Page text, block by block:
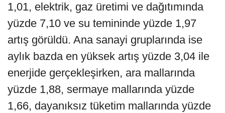
1,01, elektrik, gaz üretimi ve dağıtımında
yüzde 7,10 ve su temininde yüzde 1,97
artış görüldü. Ana sanayi gruplarında ise
aylık bazda en yüksek artış yüzde 3,04 ile
enerjide gerçekleşirken, ara mallarında
yüzde 1,88, sermaye mallarında yüzde
1,66, dayanıksız tüketim mallarında yüzde